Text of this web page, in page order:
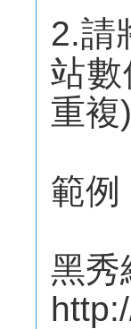
2.請
站
重複)
範例
黑秀